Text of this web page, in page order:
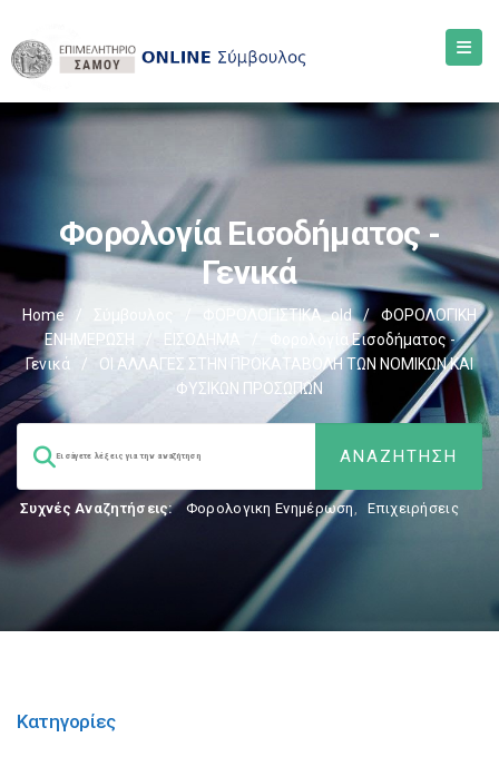
Φορολογία Εισοδήματος -
Γενικά
Home / Σύμβουλος ΦΟΡΟΛΟΓΙΣΤΙΚΑ_old /
ΦΟΡΟΛΟΓΙΚΗ
ΕΝΗΜΕΡΩΣΗ
/ ΕΙΣΟΔΗΜΑ
Φορολογία Εισοδήματος -
Γενικά
/
ΟΙ ΑΛΛΑΓΕΣ ΣΤΗΝ ΠΡΟΚΑΤΑΒΟΛΗ ΤΩΝ ΝΟΜΙΚΩΝ ΚΑΙ
ΦΥΣΙΚΩΝ ΠΡΟΣΩΠΩΝ
Συχνές Αναζητήσεις: Φορολογικη Ενημέρωση, Επιχειρήσεις
Κατηγορίες